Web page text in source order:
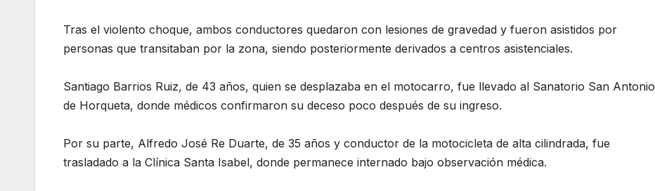
Tras el violento choque, ambos conductores quedaron con lesiones de gravedad y fueron asistidos por
personas que transitaban por la zona, siendo posteriormente derivados a centros asistenciales.
Santiago Barrios Ruiz, de 43 años, quien se desplazaba en el motocarro, fue llevado al Sanatorio San Antonio
de Horqueta, donde médicos confirmaron su deceso poco después de su ingreso.
Por su parte, Alfredo José Re Duarte, de 35 años y conductor de la motocicleta de alta cilindrada, fue
trasladado a la Clínica Santa Isabel, donde permanece internado bajo observación médica.